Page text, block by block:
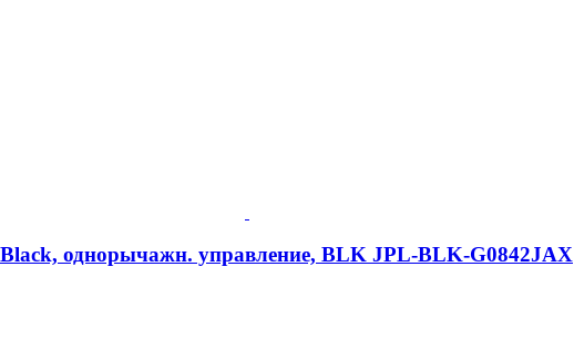
однорычажн. управление, BLK JPL-BLK-G0842JAX